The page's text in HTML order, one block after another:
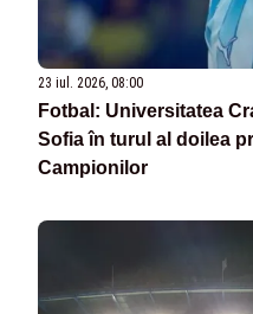
23 iul. 2026, 08:00
Fotbal: Universitatea
Sofia în turul al doilea
Campionilor